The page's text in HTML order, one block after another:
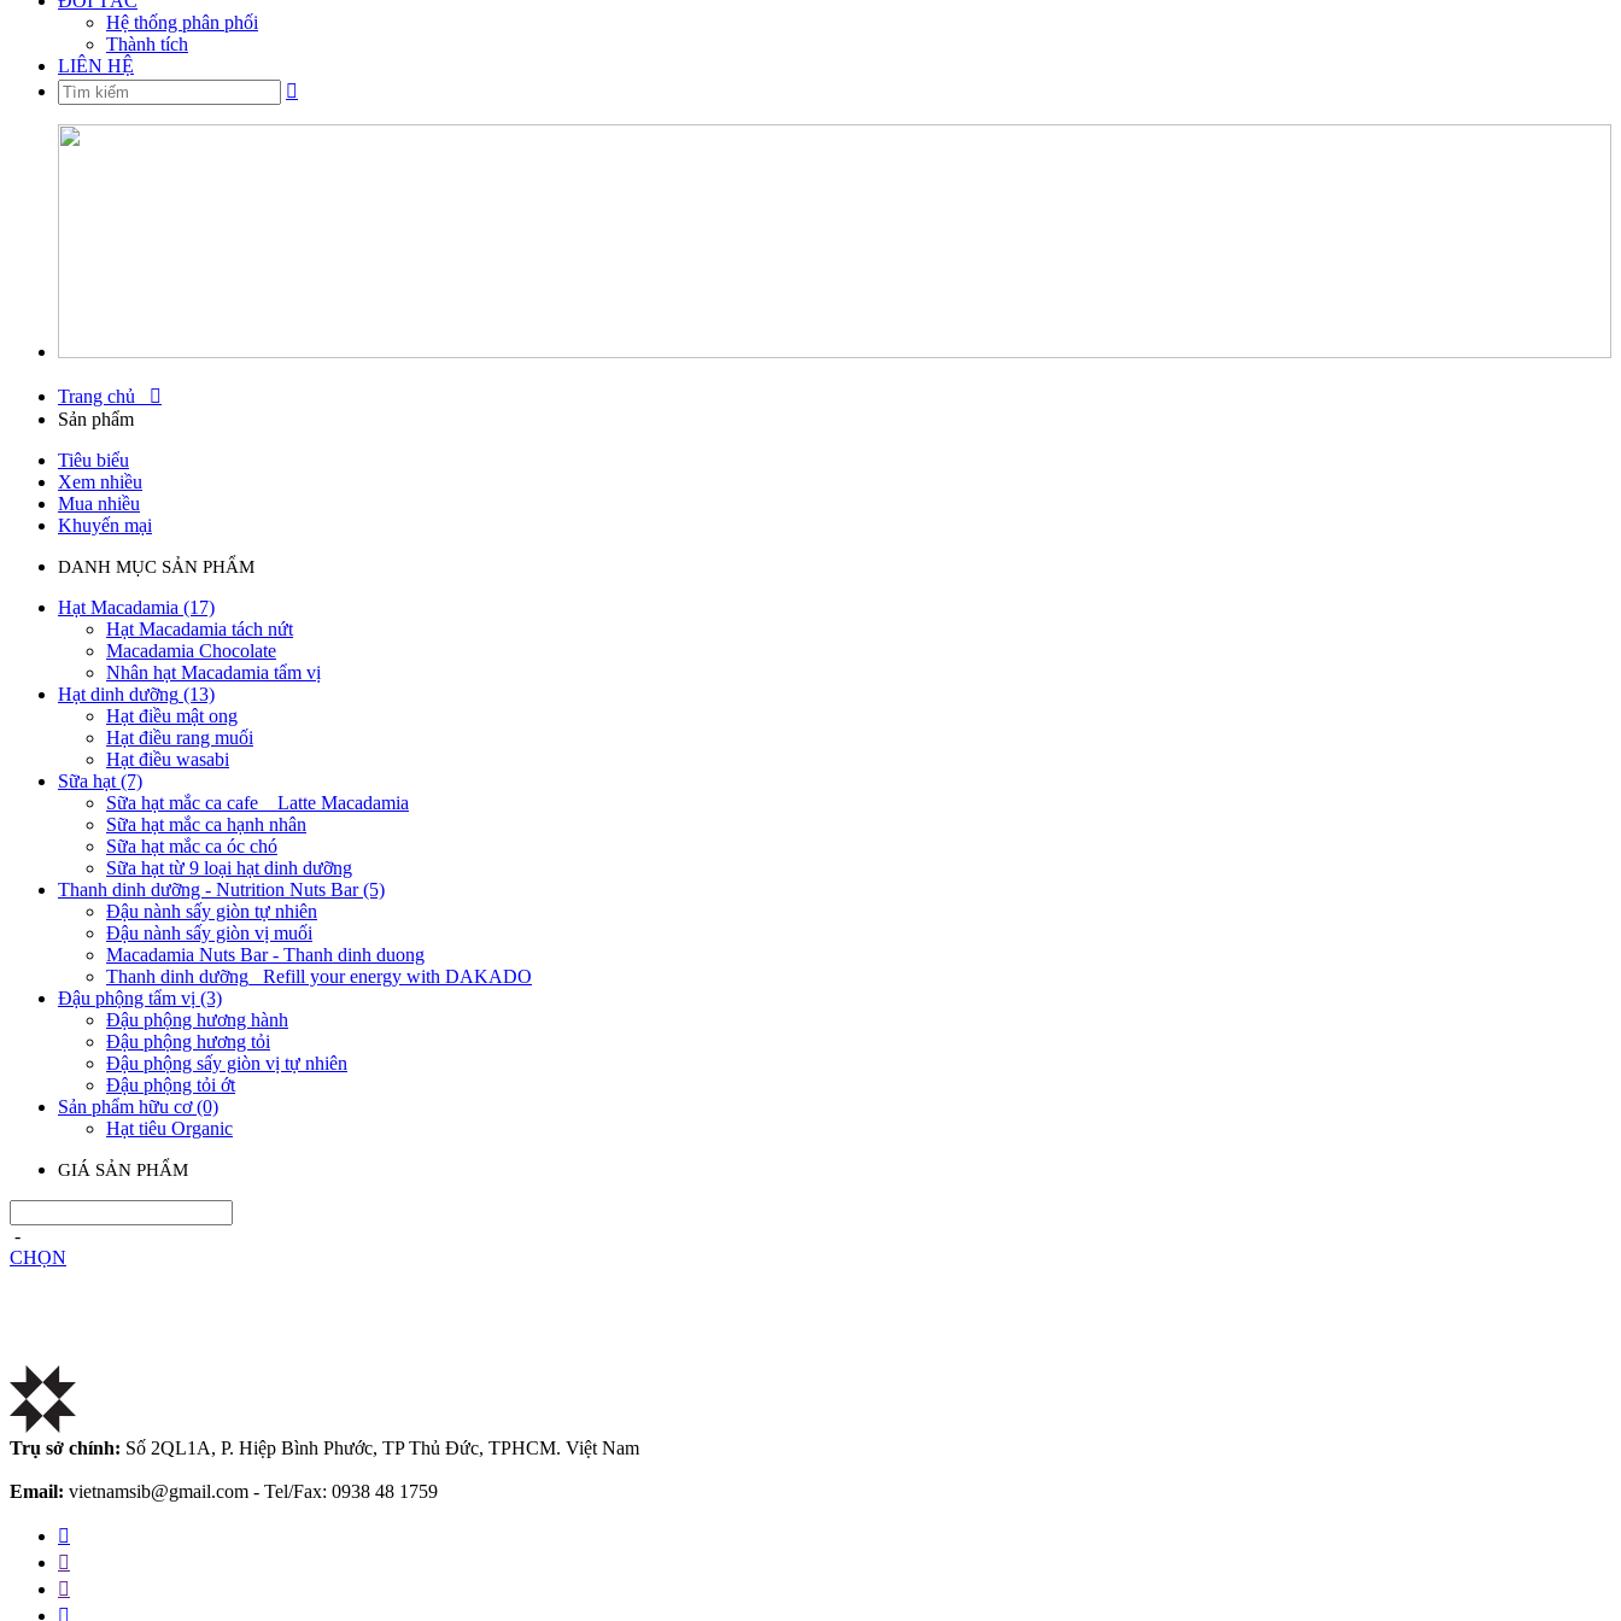
Hệ thống phân phối
Thành tích
LIÊN HỆ

Trang chủ

Sản phẩm
Tiêu biểu
Xem nhiều
Mua nhiều
Khuyến mại
DANH MỤC SẢN PHẨM
Hạt Macadamia (17)
Hạt Macadamia tách nứt
Macadamia Chocolate
Nhân hạt Macadamia tẩm vị
Hạt dinh dưỡng (13)
Hạt điều mật ong
Hạt điều rang muối
Hạt điều wasabi
Sữa hạt (7)
Sữa hạt mắc ca cafe _ Latte Macadamia
Sữa hạt mắc ca hạnh nhân
Sữa hạt mắc ca óc chó
Sữa hạt từ 9 loại hạt dinh dưỡng
Thanh dinh dưỡng - Nutrition Nuts Bar (5)
Đậu nành sấy giòn tự nhiên
Đậu nành sấy giòn vị muối
Macadamia Nuts Bar - Thanh dinh duong
Thanh dinh dưỡng_ Refill your energy with DAKADO
Đậu phộng tẩm vị (3)
Đậu phộng hương hành
Đậu phộng hương tỏi
Đậu phộng sấy giòn vị tự nhiên
Đậu phộng tỏi ớt
Sản phẩm hữu cơ (0)
Hạt tiêu Organic
GIÁ SẢN PHẨM
-
CHỌN
Trụ sở chính: Số 2QL1A, P. Hiệp Bình Phước, TP Thủ Đức, TPHCM. Việt Nam
Email: vietnamsib@gmail.com - Tel/Fax: 0938 48 1759



